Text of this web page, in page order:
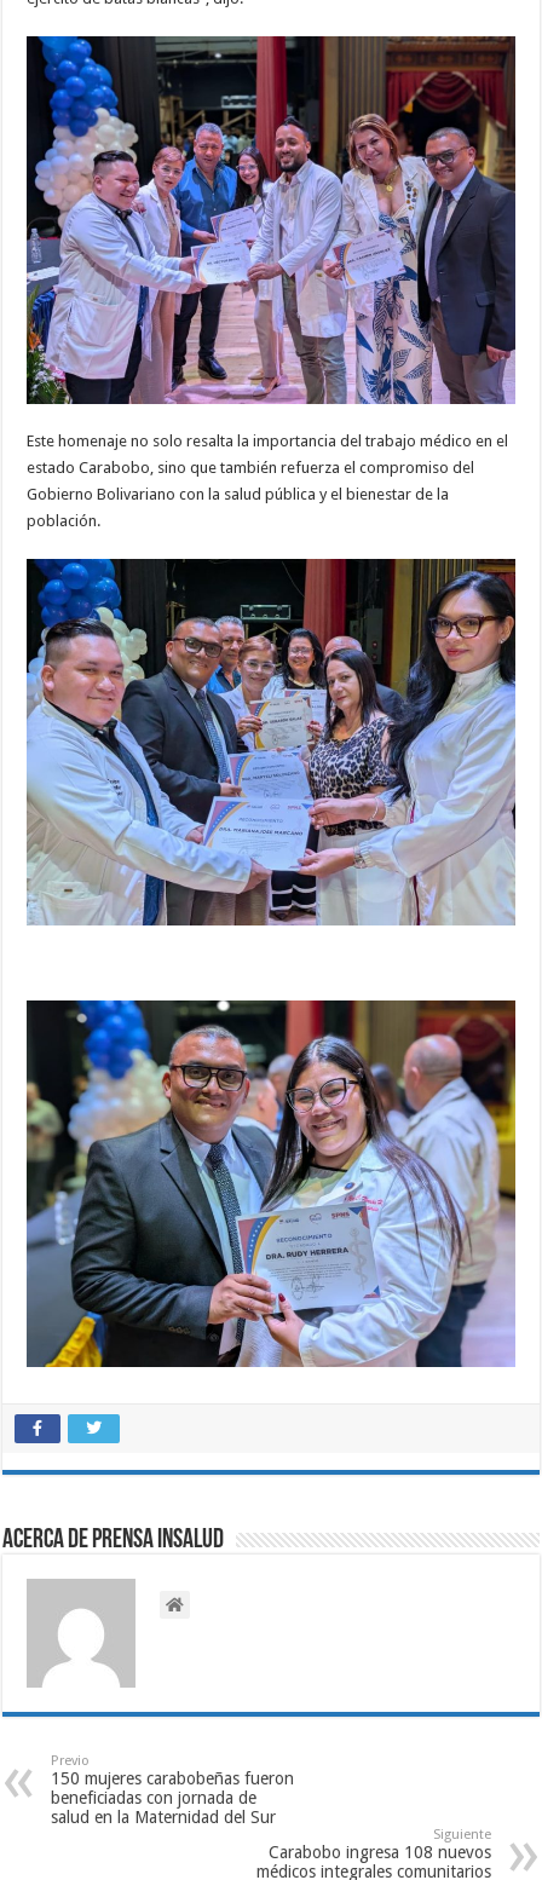
Este homenaje no solo resalta la importancia del trabajo médico en el
estado Carabobo, sino que también refuerza el compromiso del
Gobierno Bolivariano con la salud pública y el bienestar de la
población.
Acerca de Prensa INSALUD
Previo
150 mujeres carabobeñas fueron
beneficiadas con jornada de
salud en la Maternidad del Sur
Siguiente
Carabobo ingresa 108 nuevos
médicos integrales comunitarios